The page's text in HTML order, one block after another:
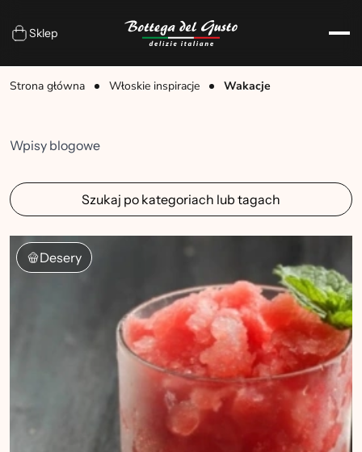
Sklep
Strona główna Włoskie inspiracje Wakacje
Wpisy blogowe
Szukaj po kategoriach lub tagach
Desery